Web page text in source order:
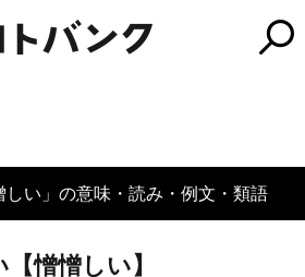
しい」の意味・読み・例文・類語
憎憎しい】